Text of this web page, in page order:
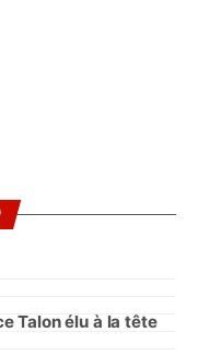
Talon élu à la tête